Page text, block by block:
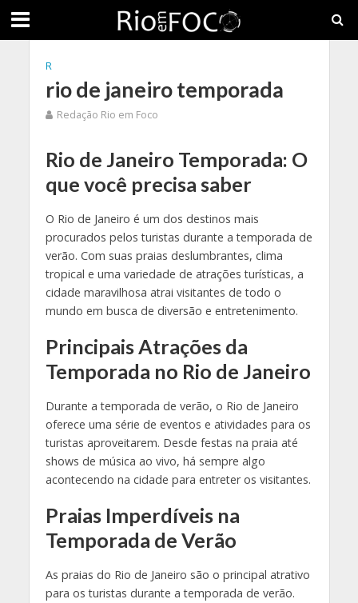
R
rio de janeiro temporada
Redação Rio em Foco
Rio de Janeiro Temporada: O
que você precisa saber
O Rio de Janeiro é um dos destinos mais
procurados pelos turistas durante a temporada de
verão. Com suas praias deslumbrantes, clima
tropical e uma variedade de atrações turísticas, a
cidade maravilhosa atrai visitantes de todo o
mundo em busca de diversão e entretenimento.
Principais Atrações da
Temporada no Rio de Janeiro
Durante a temporada de verão, o Rio de Janeiro
oferece uma série de eventos e atividades para os
turistas aproveitarem. Desde festas na praia até
shows de música ao vivo, há sempre algo
acontecendo na cidade para entreter os visitantes.
Praias Imperdíveis na
Temporada de Verão
As praias do Rio de Janeiro são o principal atrativo
para os turistas durante a temporada de verão.